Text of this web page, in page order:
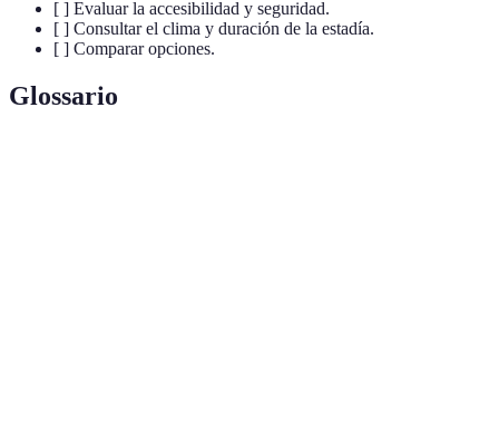
[ ] Evaluar la accesibilidad y seguridad.
[ ] Consultar el clima y duración de la estadía.
[ ] Comparar opciones.
Glossario